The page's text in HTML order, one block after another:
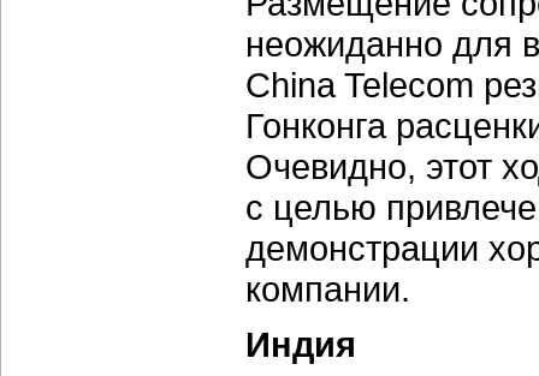
неожиданно для
China Telecom
Гонконга
Очевидно, этот
с целью
демонстрации
компании.
Индия